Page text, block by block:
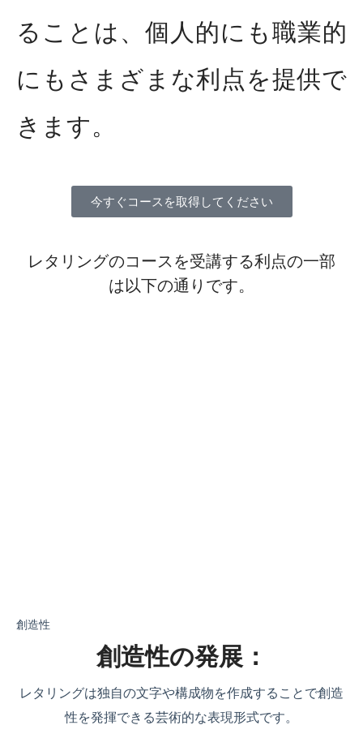
ることは、個人的にも職業的
にもさまざまな利点を提供で
きます。
今すぐコースを取得してください
レタリングのコースを受講する利点の一部
は以下の通りです。
創造性
創造性の発展：
レタリングは独自の文字や構成物を作成することで創造
性を発揮できる芸術的な表現形式です。